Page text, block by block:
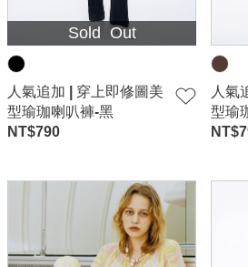
Sold Out
人氣追加 | 穿上即修圖美
型瑜珈喇叭褲-黑
NT$790
人氣
型瑜
NT$